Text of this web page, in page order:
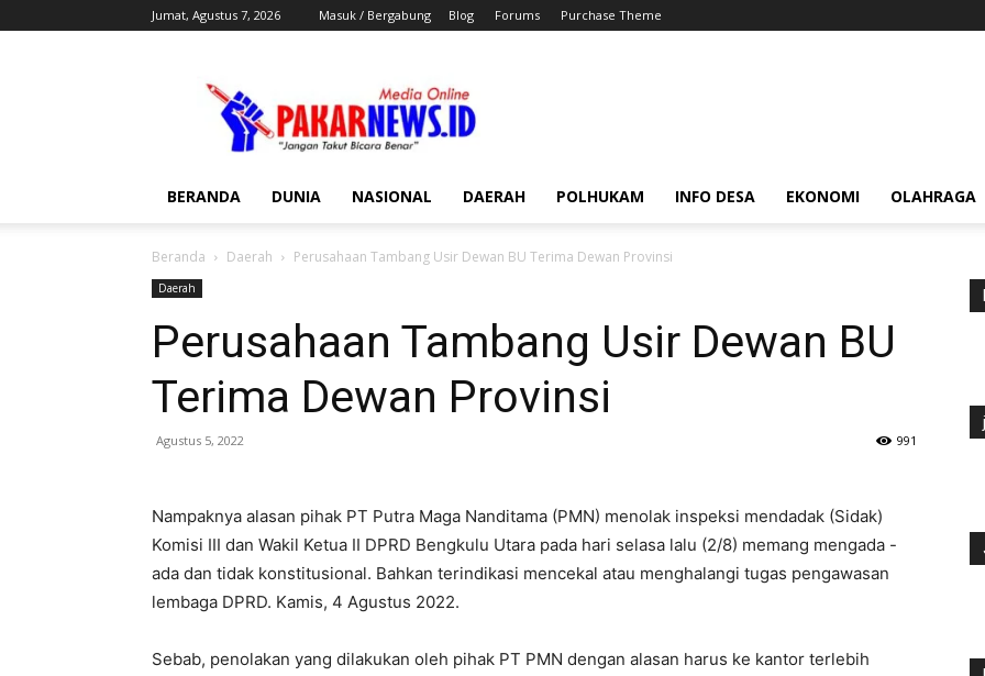
Jumat, Agustus 7, 2026 Masuk / Bergabung Blog Forums Purchase Theme
BERANDA DUNIA NASIONAL DAERAH POLHUKAM INFO DESA EKONOMI OLAHRAGA
Beranda Daerah Perusahaan Tambang Usir Dewan BU Terima Dewan Provinsi
Daerah
Perusahaan Tambang Usir Dewan BU
Terima Dewan Provinsi
Agustus 5, 2022 991
Nampaknya alasan pihak PT Putra Maga Nanditama (PMN) menolak inspeksi mendadak (Sidak)
Komisi III dan Wakil Ketua II DPRD Bengkulu Utara pada hari selasa lalu (2/8) memang mengada -
ada dan tidak konstitusional. Bahkan terindikasi mencekal atau menghalangi tugas pengawasan
lembaga DPRD. Kamis, 4 Agustus 2022.
Sebab, penolakan yang dilakukan oleh pihak PT PMN dengan alasan harus ke kantor terlebih